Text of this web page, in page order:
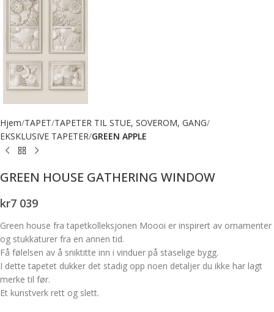
Hjem TAPET TAPETER TIL STUE, SOVEROM, GANG
EKSKLUSIVE TAPETER GREEN APPLE
GREEN HOUSE GATHERING WINDOW
kr7 039
Green house fra tapetkolleksjonen Moooi er inspirert av ornamenter
og stukkaturer fra en annen tid.
Få følelsen av å sniktitte inn i vinduer på staselige bygg.
I dette tapetet dukker det stadig opp noen detaljer du ikke har lagt
merke til før.
Et kunstverk rett og slett.